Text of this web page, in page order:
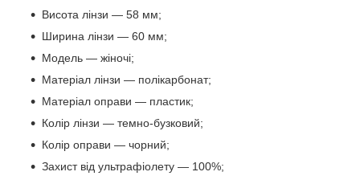
Висота лінзи — 58 мм;
Ширина лінзи — 60 мм;
Модель — жіночі;
Матеріал лінзи — полікарбонат;
Матеріал оправи — пластик;
Колір лінзи — темно-бузковий;
Колір оправи — чорний;
Захист від ультрафіолету — 100%;